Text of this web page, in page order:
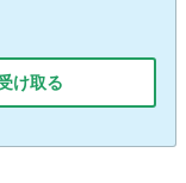
け取る